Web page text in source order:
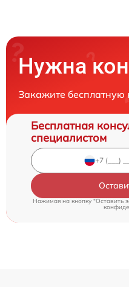
Нужна
Закажите бесплатную
Бесплатная
специалистом
Нажимая на кнопку "Оставить